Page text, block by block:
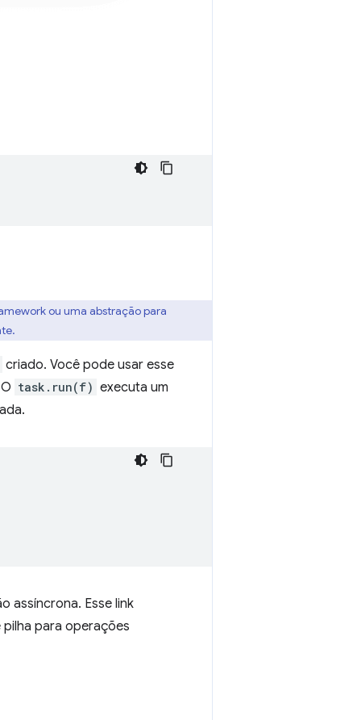
ou uma abstração para
criado. Você pode usar esse
task.run(f) executa um
assíncrona. Esse link
para operações